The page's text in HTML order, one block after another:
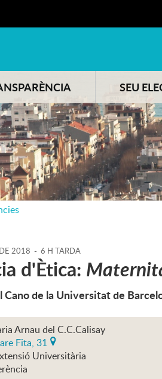
SEU
DE 2018 - 6 H TARDA
d'Ètica:
Cano de la Universitat de
Arnau del C.C.Calisay
Fita, 31
Universitària